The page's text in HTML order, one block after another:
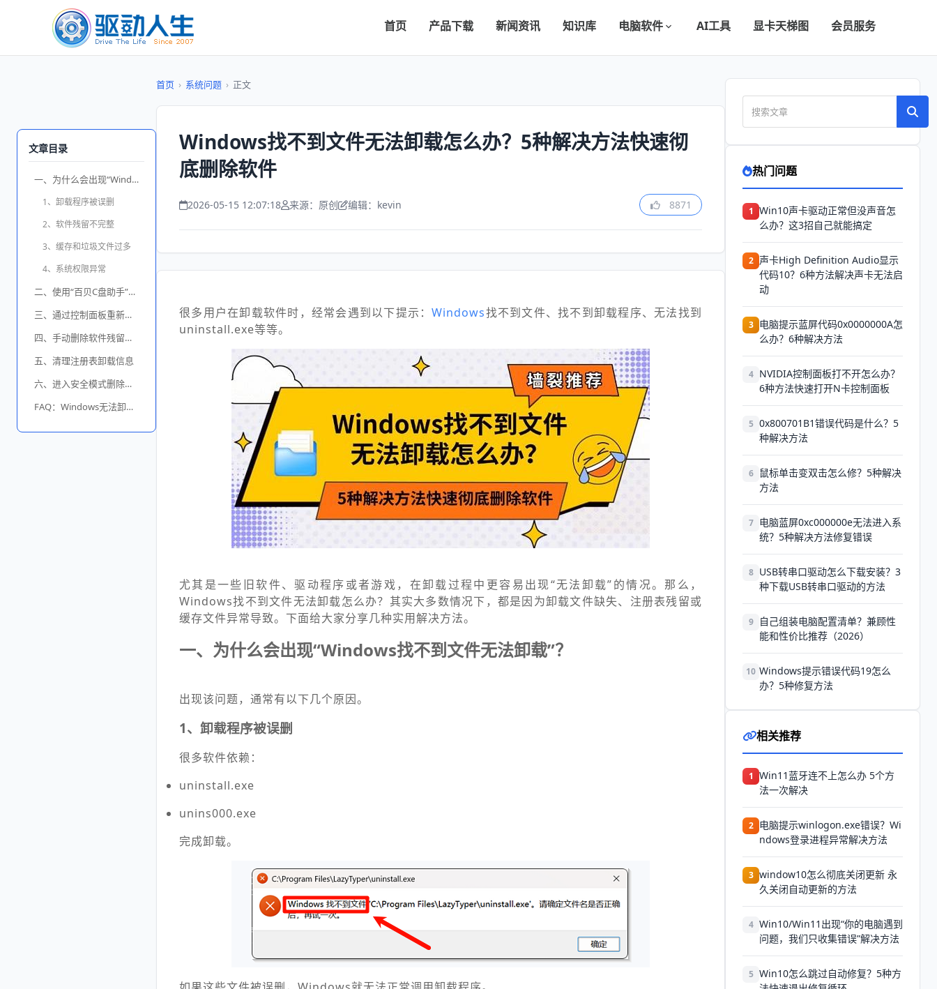
首页 产品下载 新闻资讯 知识库 电脑软件 AI工具 显卡天梯图 会员服务
文章目录
一、为什么会出现“Windows找不到文件无法卸载”？
1、卸载程序被误删
2、软件残留不完整
3、缓存和垃圾文件过多
4、系统权限异常
二、使用“百贝C盘助手”清理卸载残留（推荐）
三、通过控制面板重新卸载
四、手动删除软件残留目录
五、清理注册表卸载信息
六、进入安全模式删除软件
FAQ：Windows无法卸载软件常见问题
首页 › 系统问题 › 正文
Windows找不到文件无法卸载怎么办？5种解决方法快速彻
底删除软件
2026-05-15 12:07:18 来源：原创 编辑：kevin 8871
很多用户在卸载软件时，经常会遇到以下提示：Windows找不到文件、找不到卸载程序、无法找到
uninstall.exe等等。
尤其是一些旧软件、驱动程序或者游戏，在卸载过程中更容易出现“无法卸载”的情况。那么，
Windows找不到文件无法卸载怎么办？其实大多数情况下，都是因为卸载文件缺失、注册表残留或
缓存文件异常导致。下面给大家分享几种实用解决方法。
一、为什么会出现“Windows找不到文件无法卸载”？
出现该问题，通常有以下几个原因。
1、卸载程序被误删
很多软件依赖：
uninstall.exe
unins000.exe
完成卸载。
热门问题
1 Win10声卡驱动正常但没声音怎
么办？这3招自己就能搞定
2 声卡High Definition Audio显示
代码10？6种方法解决声卡无法启
动
3 电脑提示蓝屏代码0x0000000A怎
么办？6种解决方法
4 NVIDIA控制面板打不开怎么办？
6种方法快速打开N卡控制面板
5 0x800701B1错误代码是什么？5
种解决方法
6
鼠标单击变双击怎么修？5种解决
方法
7 电脑蓝屏0xc000000e无法进入系
统？5种解决方法修复错误
8 USB转串口驱动怎么下载安装？3
种下载USB转串口驱动的方法
9
自己组装电脑配置清单？兼顾性
能和性价比推荐（2026）
10 Windows提示错误代码19怎么
办？5种修复方法
相关推荐
1 Win11蓝牙连不上怎么办 5个方
法一次解决
2 电脑提示winlogon.exe错误？Wi
ndows登录进程异常解决方法
3 window10怎么彻底关闭更新 永
久关闭自动更新的方法
4 Win10/Win11出现“你的电脑遇到
问题，我们只收集错误”解决方法
5 Win10怎么跳过自动修复？5种方